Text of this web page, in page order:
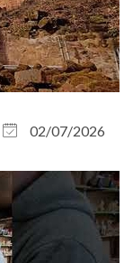
02/07/2026